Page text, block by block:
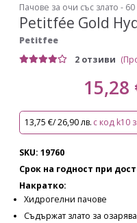
Пачове за очи със злато -
Petitfée Gold
Petitfee
2 отзиви
15,28
13,75 €/ 26,90 лв. с код k10
SKU: 19760
Срок на годност при
Накратко:
Хидрогелни пачове
Съдържат злато за